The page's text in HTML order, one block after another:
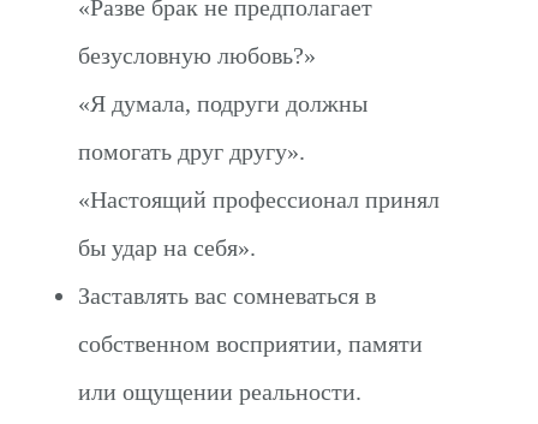
«Разве брак не предполагает
безусловную любовь?»
«Я думала, подруги должны
помогать друг другу».
«Настоящий профессионал принял
бы удар на себя».
Заставлять вас сомневаться в
собственном восприятии, памяти
или ощущении реальности.